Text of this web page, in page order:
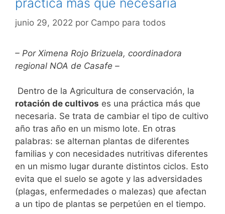
práctica más que necesaria
junio 29, 2022 por Campo para todos
– Por Ximena Rojo Brizuela, coordinadora
regional NOA de Casafe –
Dentro de la Agricultura de conservación, la
rotación de cultivos es una práctica más que
necesaria. Se trata de cambiar el tipo de cultivo
año tras año en un mismo lote. En otras
palabras: se alternan plantas de diferentes
familias y con necesidades nutritivas diferentes
en un mismo lugar durante distintos ciclos. Esto
evita que el suelo se agote y las adversidades
(plagas, enfermedades o malezas) que afectan
a un tipo de plantas se perpetúen en el tiempo.